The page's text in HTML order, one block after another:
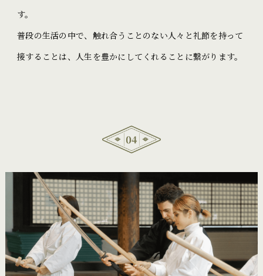
す。
普段の生活の中で、触れ合うことのない人々と礼節を持って
接することは、人生を豊かにしてくれることに繋がります。